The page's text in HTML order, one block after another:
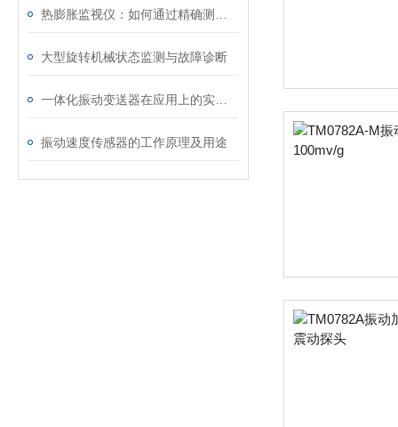
大型旋转机械状态监测与故障诊断
振动速度传感器的工作原理及用途